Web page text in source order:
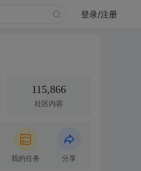
登录/注册
115,866
社区内容
我的任务 分享